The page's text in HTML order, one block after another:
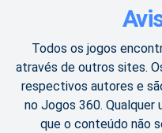
Todos os jogos
através de outros sites.
respectivos autores e
no Jogos 360. Qualquer
que o conteúdo não